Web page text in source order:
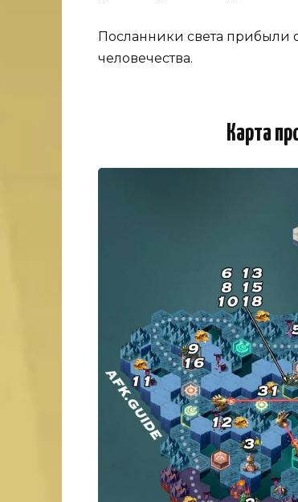
Посланники света прибыли
человечества.
Карта